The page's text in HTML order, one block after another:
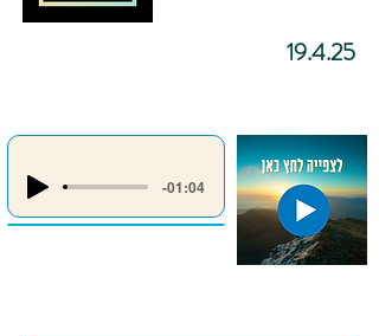
19.4.25
-01:04